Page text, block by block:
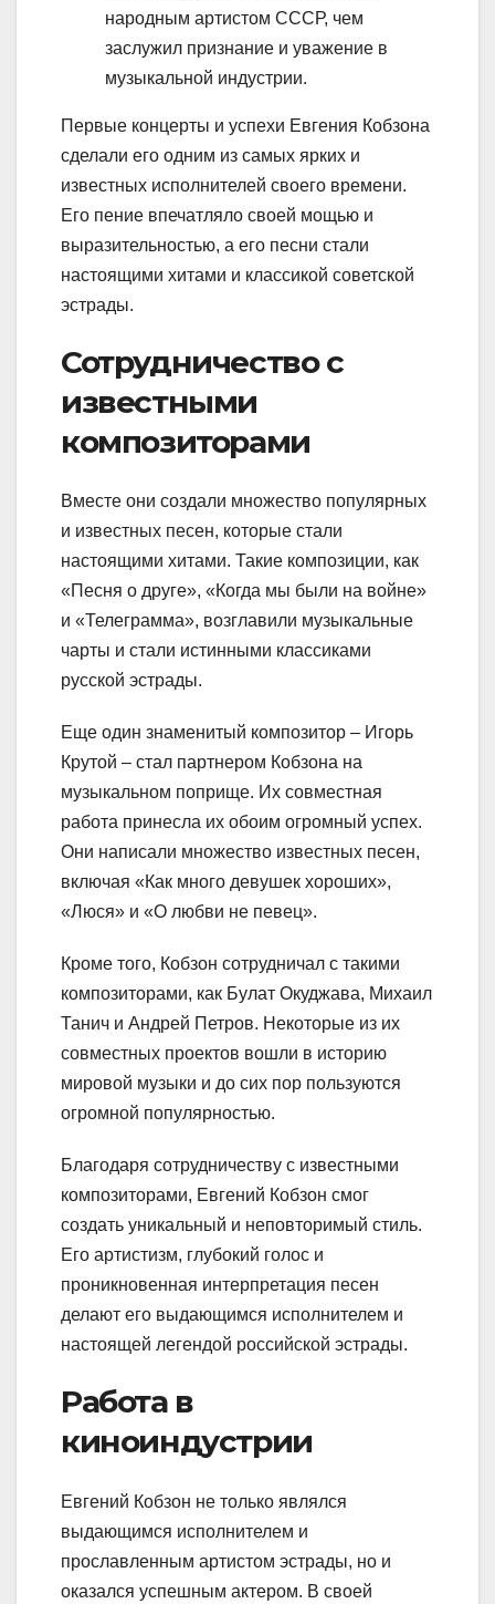
народным артистом СССР, чем
заслужил признание и уважение в
музыкальной индустрии.
Первые концерты и успехи Евгения Кобзона
сделали его одним из самых ярких и
известных исполнителей своего времени.
Его пение впечатляло своей мощью и
выразительностью, а его песни стали
настоящими хитами и классикой советской
эстрады.
Сотрудничество с
известными
композиторами
Вместе они создали множество популярных
и известных песен, которые стали
настоящими хитами. Такие композиции, как
«Песня о друге», «Когда мы были на войне»
и «Телеграмма», возглавили музыкальные
чарты и стали истинными классиками
русской эстрады.
Еще один знаменитый композитор – Игорь
Крутой – стал партнером Кобзона на
музыкальном поприще. Их совместная
работа принесла их обоим огромный успех.
Они написали множество известных песен,
включая «Как много девушек хороших»,
«Люся» и «О любви не певец».
Кроме того, Кобзон сотрудничал с такими
композиторами, как Булат Окуджава, Михаил
Танич и Андрей Петров. Некоторые из их
совместных проектов вошли в историю
мировой музыки и до сих пор пользуются
огромной популярностью.
Благодаря сотрудничеству с известными
композиторами, Евгений Кобзон смог
создать уникальный и неповторимый стиль.
Его артистизм, глубокий голос и
проникновенная интерпретация песен
делают его выдающимся исполнителем и
настоящей легендой российской эстрады.
Работа в
киноиндустрии
Евгений Кобзон не только являлся
выдающимся исполнителем и
прославленным артистом эстрады, но и
оказался успешным актером. В своей